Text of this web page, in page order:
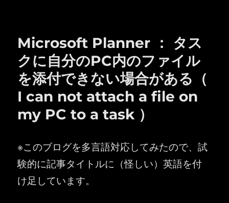
Microsoft Planner ： タス
クに自分のPC内のファイル
を添付できない場合がある（
I can not attach a file on
my PC to a task ）
※このブログを多言語対応してみたので、試
験的に記事タイトルに（怪しい）英語を付
け足しています。